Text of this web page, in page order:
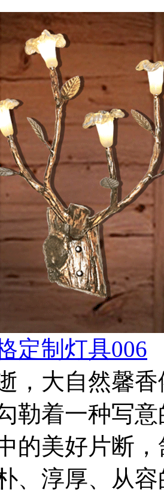
定制灯具006
，大自然馨
勒着一种写
的美好片断
、淳厚、从